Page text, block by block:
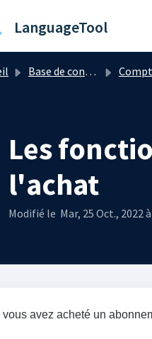
LanguageTool
Base de connaissances Compte,
Les
l'achat
Modifié le Mar, 25 Oct., 2022 à
vous avez acheté un